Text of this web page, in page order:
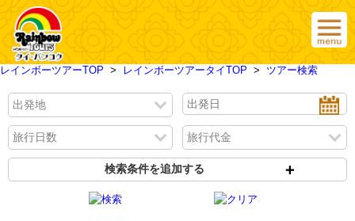
レインボーツアーTOP > レインボーツアータイTOP > ツアー検索
検索条件を追加する